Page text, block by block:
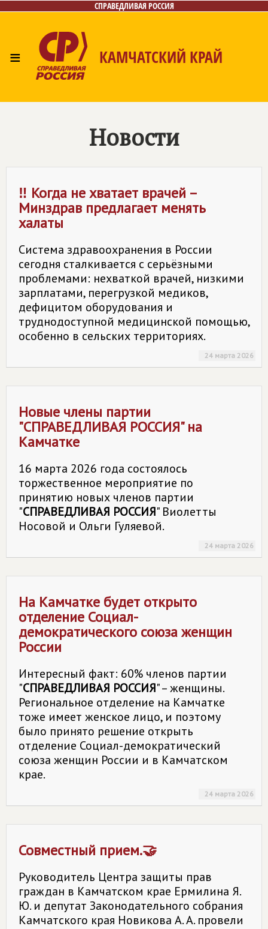
СПРАВЕДЛИВАЯ РОССИЯ
≡ КАМЧАТСКИЙ КРАЙ
Новости
‼ Когда не хватает врачей –
Минздрав предлагает менять
халаты
Система здравоохранения в России
сегодня сталкивается с серьёзными
проблемами: нехваткой врачей, низкими
зарплатами, перегрузкой медиков,
дефицитом оборудования и
труднодоступной медицинской помощью,
особенно в сельских территориях.
24 марта 2026
Новые члены партии
"СПРАВЕДЛИВАЯ РОССИЯ" на
Камчатке
16 марта 2026 года состоялось
торжественное мероприятие по
принятию новых членов партии
"СПРАВЕДЛИВАЯ РОССИЯ" Виолетты
Носовой и Ольги Гуляевой.
24 марта 2026
На Камчатке будет открыто
отделение Социал-
демократического союза женщин
России
Интересный факт: 60% членов партии
"СПРАВЕДЛИВАЯ РОССИЯ" – женщины.
Региональное отделение на Камчатке
тоже имеет женское лицо, и поэтому
было принято решение открыть
отделение Социал-демократический
союза женщин России и в Камчатском
крае.
24 марта 2026
Совместный прием.🤝
Руководитель Центра защиты прав
граждан в Камчатском крае Ермилина Я.
Ю. и депутат Законодательного собрания
Камчатского края Новикова А. А. провели